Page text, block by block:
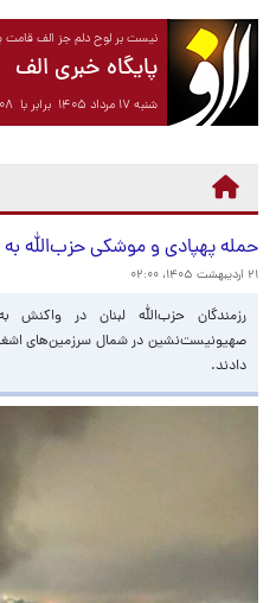
نیست بر لوح دلم جز الف قامت
پایگاه خبری الف
شنبه ۱۷ مرداد ۱۴۰۵ برابر با ۰۸ آگوست ۲۰۲۶
حمله پهپادی و موشکی حزب‌الله
۲۱ اردیبهشت ۱۴۰۵، ۰۲:۰۰
رزمندگان حزب‌الله لبنان در
صهیونیست‌نشین در شمال سرزمین‌های
دادند.